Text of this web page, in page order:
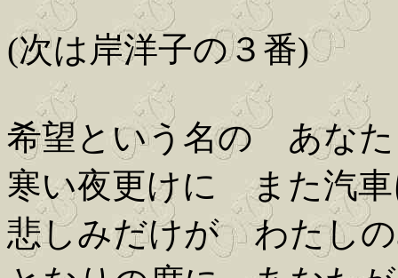
(次は岸洋子の３番)
希望という名の あな
寒い夜更けに また汽車
悲しみだけが わたし